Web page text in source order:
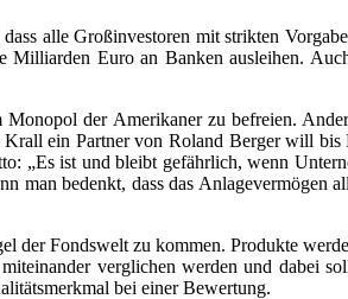
alle Großinvestoren mit strikten
Euro an Banken ausleihen.
der Amerikaner zu befreien.
ein Partner von Roland Berger will
„Es ist und bleibt gefährlich, wenn
man bedenkt, dass das
Fondswelt zu kommen. Produkte
verglichen werden und dabei
bei einer Bewertung.